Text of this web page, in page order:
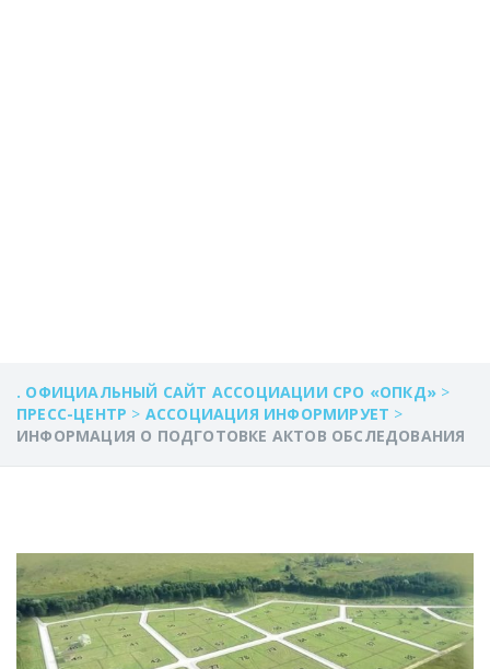
. ОФИЦИАЛЬНЫЙ САЙТ АССОЦИАЦИИ СРО «ОПКД» >
ПРЕСС-ЦЕНТР > АССОЦИАЦИЯ ИНФОРМИРУЕТ >
ИНФОРМАЦИЯ О ПОДГОТОВКЕ АКТОВ ОБСЛЕДОВАНИЯ